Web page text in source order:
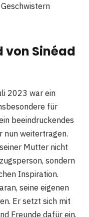
von Sinéad
2023 war ein
für
beeindruckendes
nun weitertragen.
Mutter nicht
sondern
Inspiration.
seine eigenen
Er setzt sich mit
Freunde dafür ein,